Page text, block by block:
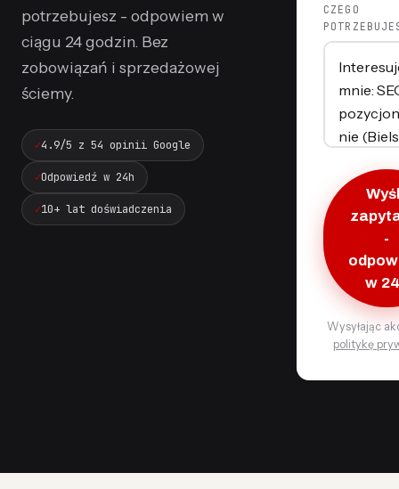
potrzebujesz - odpowiem w
ciągu 24 godzin. Bez
zobowiązań i sprzedażowej
ściemy.
4.9/5 z 54 opinii Google
Odpowiedź w 24h
10+ lat doświadczenia
CZEGO
-
w
Wysyłając
politykę